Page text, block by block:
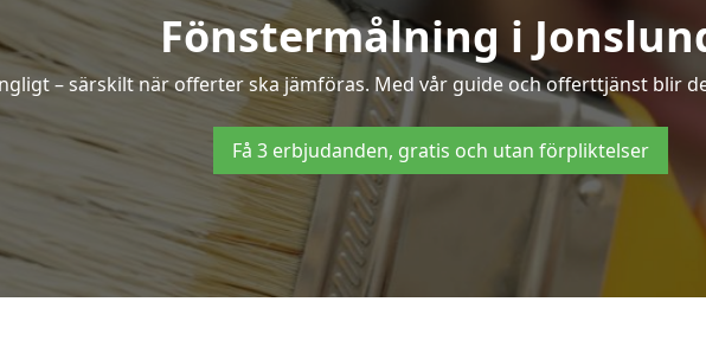
Fönstermålning i
– särskilt när offerter ska jämföras. Med vår guide och offerttjänst blir
Få 3 erbjudanden, gratis och utan förpliktelser